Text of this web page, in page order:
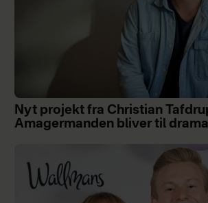
Nyt projekt fra Christian
Amagermanden bliver til